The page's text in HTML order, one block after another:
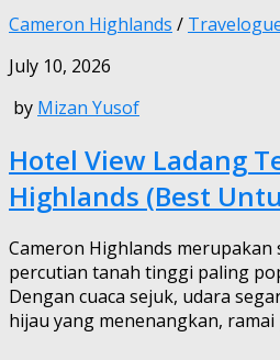
Cameron Highlands /
July 10, 2026
by Mizan Yusof
Hotel View Ladang
Highlands (Best
Cameron Highlands merupakan
percutian tanah tinggi paling
Dengan cuaca sejuk, udara
hijau yang menenangkan, ramai